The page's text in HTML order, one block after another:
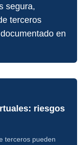
segura,
terceros
en
riesgos
terceros pueden